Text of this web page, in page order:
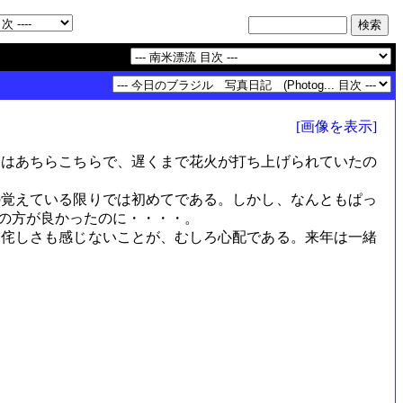
[画像を表示]
あちらこちらで、遅くまで花火が打ち上げられていたの
えている限りでは初めてである。しかし、なんともぱっ
が良かったのに・・・・。
しさも感じないことが、むしろ心配である。来年は一緒